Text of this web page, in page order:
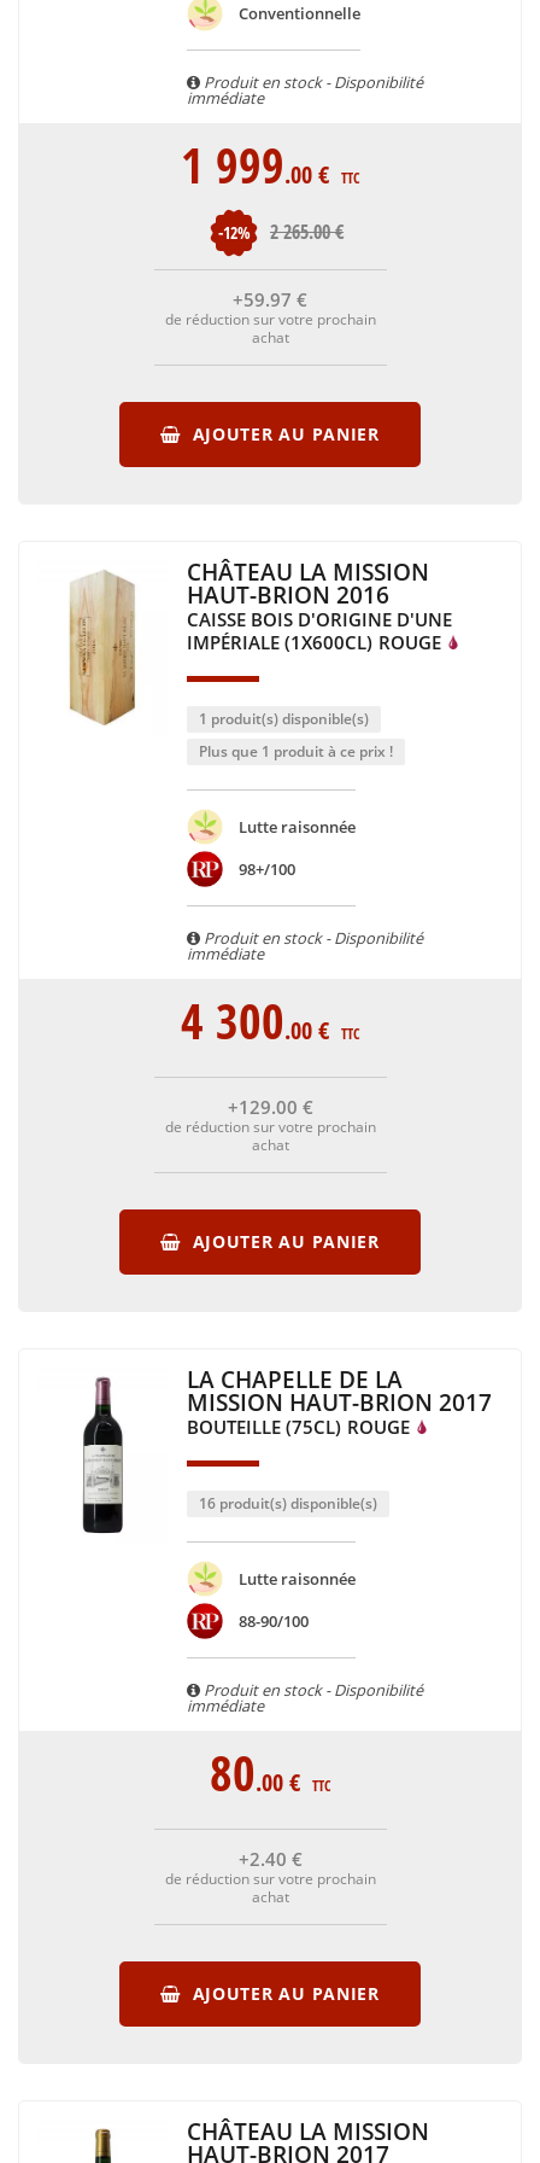
second cru classé de graves : la Tour Haut Brion.
Conventionnelle
Produit en stock - Disponibilité
immédiate
1 999.00€ TTC
-12% 2 265.00€
+59.97 €
de réduction sur votre prochain
achat
AJOUTER AU PANIER
CHÂTEAU LA MISSION
HAUT-BRION 2016
CAISSE BOIS D'ORIGINE D'UNE
IMPÉRIALE (1X600CL) ROUGE
1 produit(s) disponible(s)
Plus que 1 produit à ce prix !
Lutte raisonnée
98+/100
Produit en stock - Disponibilité
immédiate
4 300.00€ TTC
+129.00 €
de réduction sur votre prochain
achat
AJOUTER AU PANIER
LA CHAPELLE DE LA
MISSION HAUT-BRION 2017
BOUTEILLE (75CL) ROUGE
16 produit(s) disponible(s)
Lutte raisonnée
88-90/100
Produit en stock - Disponibilité
immédiate
80.00€ TTC
+2.40 €
de réduction sur votre prochain
achat
AJOUTER AU PANIER
CHÂTEAU LA MISSION
HAUT-BRION 2017